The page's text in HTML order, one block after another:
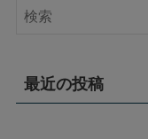
最近の投稿